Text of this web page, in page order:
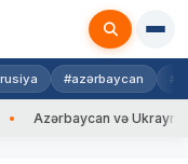
#azərbaycan
və Ukrayna XİN